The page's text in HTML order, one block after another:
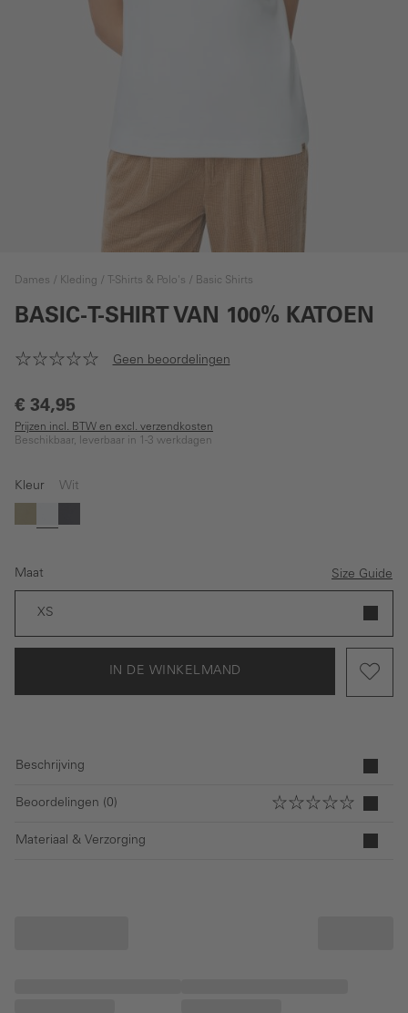
Dames Kleding T-Shirts & Polo's Basic Shirts
BASIC-T-SHIRT VAN 100% KATOEN
Geen beoordelingen
€ 34,95
Prijzen incl. BTW en excl. verzendkosten
Beschikbaar, leverbaar in 1-3 werkdagen
Kleur Wit
Groen
WitDonkerblauw
Maat Size Guide
XS
IN DE WINKELMAND
Beschrijving
Beoordelingen (0)
Materiaal & Verzorging